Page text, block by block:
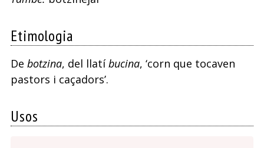
Etimologia
De botzina, del llatíbucina, ‘corn que tocaven
pastors i caçadors’.
Usos